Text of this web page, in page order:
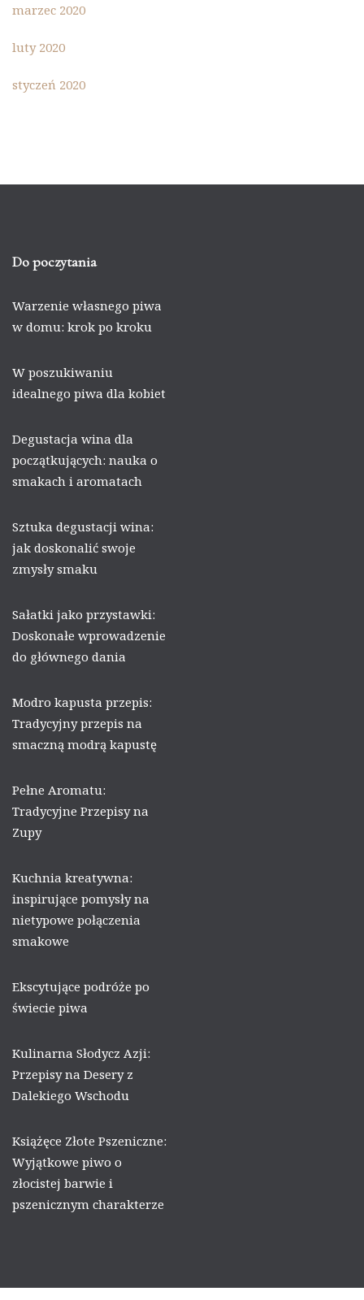
marzec 2020
luty 2020
styczeń 2020
Do poczytania
Warzenie własnego piwa
w domu: krok po kroku
W poszukiwaniu
idealnego piwa dla kobiet
Degustacja wina dla
początkujących: nauka o
smakach i aromatach
Sztuka degustacji wina:
jak doskonalić swoje
zmysły smaku
Sałatki jako przystawki:
Doskonałe wprowadzenie
do głównego dania
Modro kapusta przepis:
Tradycyjny przepis na
smaczną modrą kapustę
Pełne Aromatu:
Tradycyjne Przepisy na
Zupy
Kuchnia kreatywna:
inspirujące pomysły na
nietypowe połączenia
smakowe
Ekscytujące podróże po
świecie piwa
Kulinarna Słodycz Azji:
Przepisy na Desery z
Dalekiego Wschodu
Książęce Złote Pszeniczne:
Wyjątkowe piwo o
złocistej barwie i
pszenicznym charakterze